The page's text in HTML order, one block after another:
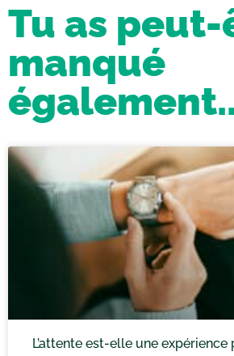
Tu as
manqué
également..
L’attente est-elle une